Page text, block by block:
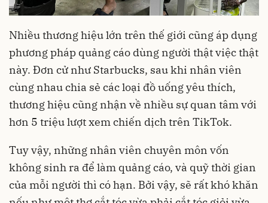
Nhiều thương hiệu lớn trên thế giới cũng áp dụng
phương pháp quảng cáo dùng người thật việc thật
này. Đơn cử như Starbucks, sau khi nhân viên
cùng nhau chia sẻ các loại đồ uống yêu thích,
thương hiệu cũng nhận về nhiều sự quan tâm với
hơn 5 triệu lượt xem chiến dịch trên TikTok.
Tuy vậy, những nhân viên chuyên môn vốn
không sinh ra để làm quảng cáo, và quỹ thời gian
của mỗi người thì có hạn. Bởi vậy, sẽ rất khó khăn